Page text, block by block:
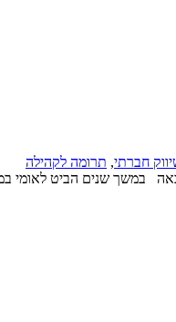
חברתי, תרומה לקהילה
במשך שנים הביט לאומי